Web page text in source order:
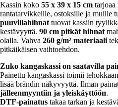
Kassin koko 55 x 39 x 15 cm tarjoaa
rantatarvikkeille, ostoksille ja muille
puuvillahihnat tuovat kassiin
kestävyyttä. 90 cm pitkät hihnat
olalla. Vahva 260 g/m² materiaali
pitkäikäisen vaihtoehdon.
Zuko kangaskassi on saatavilla
Painettu kangaskassi toimii
lisää brändin näkyvyyttä. Ilman
jälleenmyyntiin ja yleiskäyttöön.
DTF-painatus takaa tarkan ja